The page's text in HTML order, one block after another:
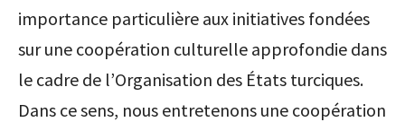
importance particulière aux initiatives fondées
sur une coopération culturelle approfondie dans
le cadre de l’Organisation des États turciques.
Dans ce sens, nous entretenons une coopération